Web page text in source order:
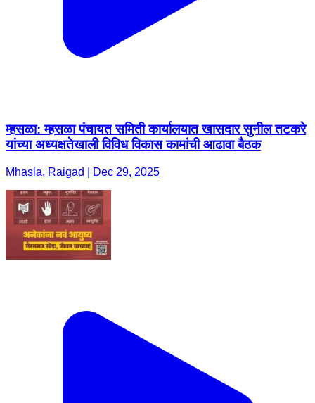
म्हसळा: म्हसळा पंचायत समिती कार्यालयात खासदार सुनील तटकरे
यांच्या अध्यक्षतेखाली विविध विकास कामांची आढावा बैठक
Mhasla, Raigad | Dec 29, 2025